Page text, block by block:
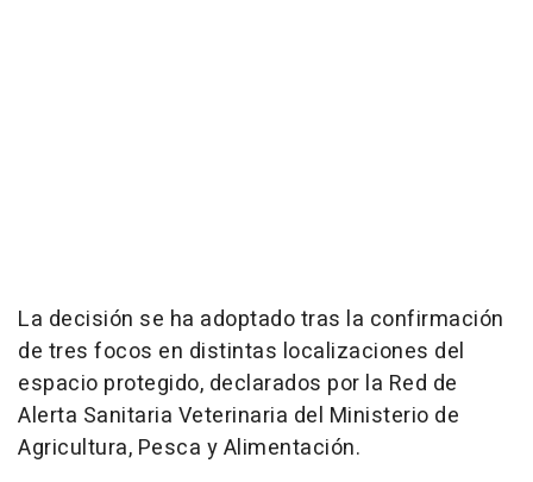
La decisión se ha adoptado tras la confirmación
de tres focos en distintas localizaciones del
espacio protegido, declarados por la Red de
Alerta Sanitaria Veterinaria del Ministerio de
Agricultura, Pesca y Alimentación.